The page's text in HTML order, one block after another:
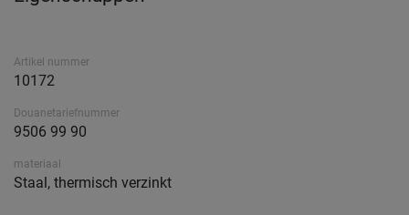
Artikel nummer
10172
Douanetariefnummer
9506 99 90
materiaal
Staal, thermisch verzinkt